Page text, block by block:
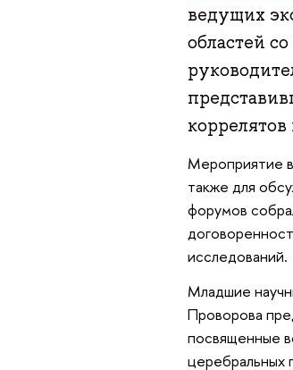
ведущих
областей
Мероприятие
также для
форумов
исследований.
Младшие
Проворова
посвященные
церебральных